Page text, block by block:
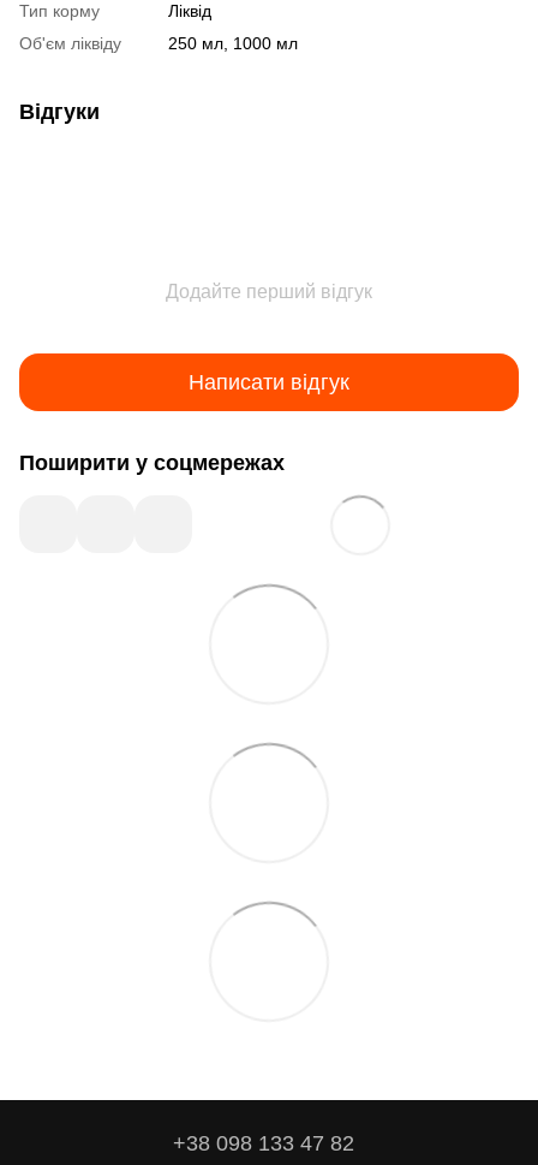
Тип корму
Ліквід
Об'єм ліквіду
250 мл, 1000 мл
Відгуки
Додайте перший відгук
Написати відгук
Поширити у соцмережах
+38 098 133 47 82